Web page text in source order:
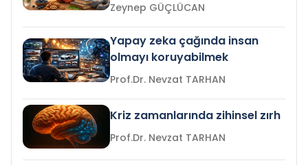
Zeynep GÜÇLÜCAN
Yapay zeka çağında insan
olmayı koruyabilmek
Prof.Dr. Nevzat TARHAN
Kriz zamanlarında zihinsel zırh
Prof.Dr. Nevzat TARHAN